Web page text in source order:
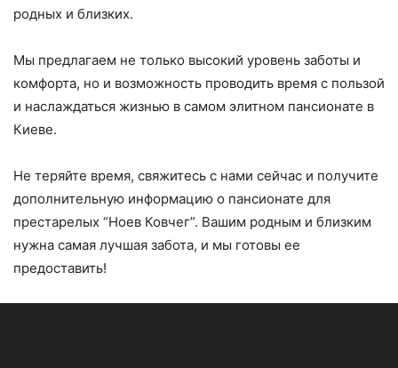
родных и близких.
Мы предлагаем не только высокий уровень заботы и
комфорта, но и возможность проводить время с пользой
и наслаждаться жизнью в самом элитном пансионате в
Киеве.
Не теряйте время, свяжитесь с нами сейчас и получите
дополнительную информацию о пансионате для
престарелых “Ноев Ковчег”. Вашим родным и близким
нужна самая лучшая забота, и мы готовы ее
предоставить!